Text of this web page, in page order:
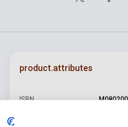
product.attributes
ISBN